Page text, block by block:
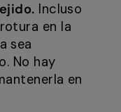
Incluso
en la
sea
No hay
en